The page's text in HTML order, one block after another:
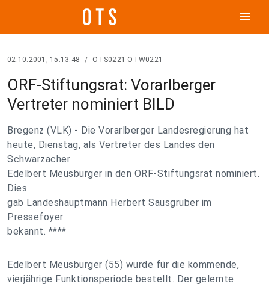
menu
02.10.2001, 15:13:48 / OTS0221 OTW0221
ORF-Stiftungsrat: Vorarlberger
Vertreter nominiert BILD
Bregenz (VLK) - Die Vorarlberger Landesregierung hat
heute, Dienstag, als Vertreter des Landes den
Schwarzacher
Edelbert Meusburger in den ORF-Stiftungsrat nominiert.
Dies
gab Landeshauptmann Herbert Sausgruber im
Pressefoyer
bekannt. ****
Edelbert Meusburger (55) wurde für die kommende,
vierjährige Funktionsperiode bestellt. Der gelernte